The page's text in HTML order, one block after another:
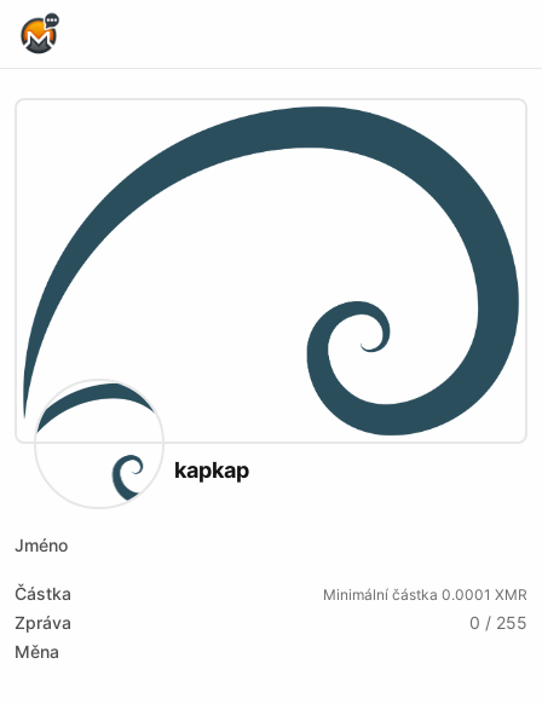
kapkap
Jméno
Částka Minimální částka 0.0001 XMR
Zpráva
0 / 255
Měna